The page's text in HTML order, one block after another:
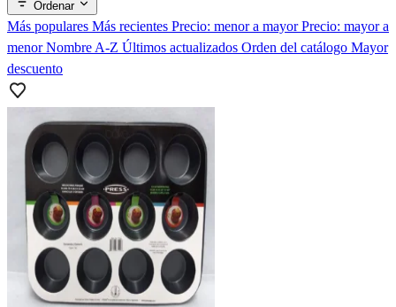
Ordenar
Más populares Más recientes Precio: menor a mayorPrecio: mayor a
menorNombre A-Z Últimos actualizados Orden del catálogo Mayor
descuento